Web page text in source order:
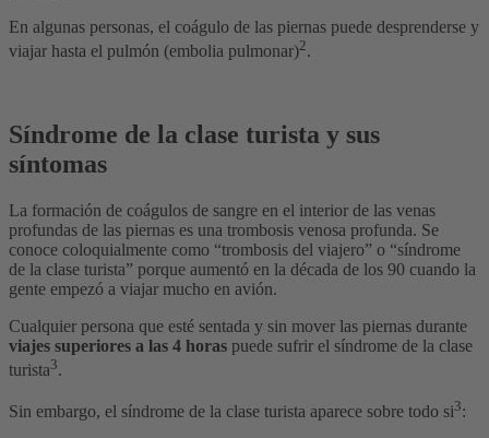
En algunas personas, el coágulo de las piernas puede desprenderse y
viajar hasta el pulmón (embolia pulmonar)2.
Síndrome de la clase turista y sus
síntomas
La formación de coágulos de sangre en el interior de las venas
profundas de las piernas es una trombosis venosa profunda. Se
conoce coloquialmente como “trombosis del viajero” o “síndrome
de la clase turista” porque aumentó en la década de los 90 cuando la
gente empezó a viajar mucho en avión.
Cualquier persona que esté sentada y sin mover las piernas durante
viajes superiores a las 4 horas puede sufrir el síndrome de la clase
turista3.
Sin embargo, el síndrome de la clase turista aparece sobre todo si3: